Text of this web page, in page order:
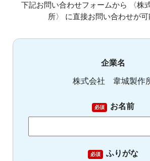
下記お問い合わせフォームから 〈
所〉 に直接お問い合わせが可
企業名
株式会社 韋城製作
必須 お名前
必須 ふりがな